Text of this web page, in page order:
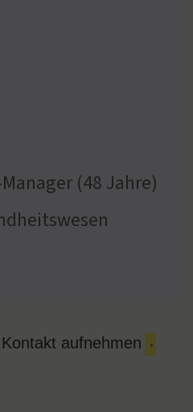
(48 Jahre)
aufnehmen •